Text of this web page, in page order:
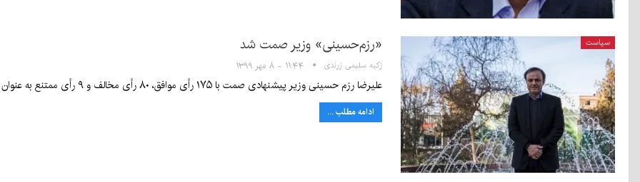
سیاست «رزم‌حسینی» وزیر صمت شد
زکیه سلیمی زرندی ۱۱:۴۴ - ۸ مهر ۱۳۹۹
علیرضا رزم حسینی وزیر پیشنهادی صمت با ۱۷۵ رأی موافق، ۸۰ رأی مخالف و ۹ رأی ممتنع به عنوان وزیر صمت انتخاب شد.
ادامه مطلب ...